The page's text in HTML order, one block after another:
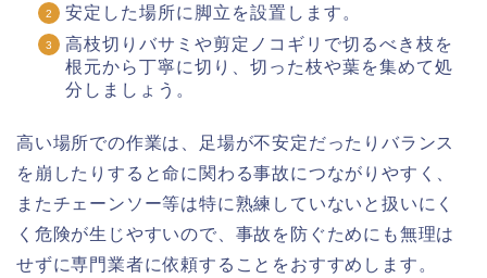
安定した場所に脚立を設置します。
高枝切りバサミや剪定ノコギリで切るべき枝を
根元から丁寧に切り、切った枝や葉を集めて処
分しましょう。
高い場所での作業は、足場が不安定だったりバランス
を崩したりすると命に関わる事故につながりやすく、
またチェーンソー等は特に熟練していないと扱いにく
く危険が生じやすいので、事故を防ぐためにも無理は
せずに専門業者に依頼することをおすすめします。